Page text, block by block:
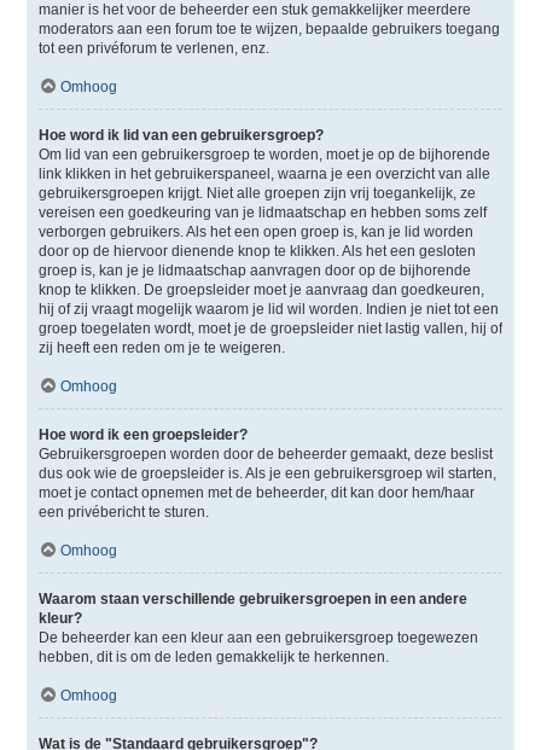
manier is het voor de beheerder een stuk gemakkelijker meerdere
moderators aan een forum toe te wijzen, bepaalde gebruikers toegang
tot een privéforum te verlenen, enz.
Omhoog
Hoe word ik lid van een gebruikersgroep?
Om lid van een gebruikersgroep te worden, moet je op de bijhorende
link klikken in het gebruikerspaneel, waarna je een overzicht van alle
gebruikersgroepen krijgt. Niet alle groepen zijn vrij toegankelijk, ze
vereisen een goedkeuring van je lidmaatschap en hebben soms zelf
verborgen gebruikers. Als het een open groep is, kan je lid worden
door op de hiervoor dienende knop te klikken. Als het een gesloten
groep is, kan je je lidmaatschap aanvragen door op de bijhorende
knop te klikken. De groepsleider moet je aanvraag dan goedkeuren,
hij of zij vraagt mogelijk waarom je lid wil worden. Indien je niet tot een
groep toegelaten wordt, moet je de groepsleider niet lastig vallen, hij of
zij heeft een reden om je te weigeren.
Omhoog
Hoe word ik een groepsleider?
Gebruikersgroepen worden door de beheerder gemaakt, deze beslist
dus ook wie de groepsleider is. Als je een gebruikersgroep wil starten,
moet je contact opnemen met de beheerder, dit kan door hem/haar
een privébericht te sturen.
Omhoog
Waarom staan verschillende gebruikersgroepen in een andere
kleur?
De beheerder kan een kleur aan een gebruikersgroep toegewezen
hebben, dit is om de leden gemakkelijk te herkennen.
Omhoog
Wat is de "Standaard gebruikersgroep"?